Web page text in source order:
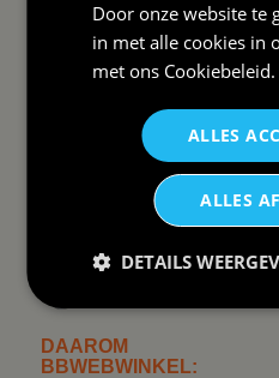
Veel gestelde vragen
Retouren & Annuleren
Uitschrijven nieuwsbrief
Wij verzenden Postnl
DAAROM
BBWEBWINKEL:
Door onze website te
in met alle cookies in
met ons Cookiebeleid.
ALLES
ALLES
DETAILS